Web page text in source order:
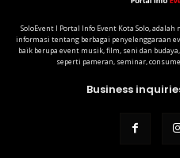
SoloEvent I Portal Info Event Kota Solo,
informasi tentang berbagai penyelenggaraan
baik berupa event musik, film, seni dan
seperti pameran, seminar,
Business